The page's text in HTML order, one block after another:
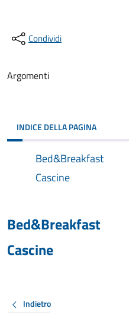
Condividi
Argomenti
INDICE DELLA PAGINA
Bed&Breakfast
Cascine
Bed&Breakfast
Cascine
Indietro